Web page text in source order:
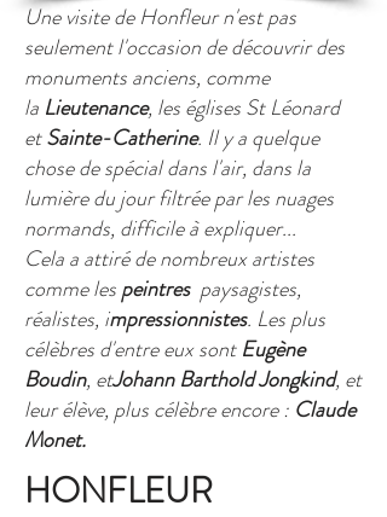
Une visite de Honfleur n'est pas
seulement l'occasion de découvrir des
monuments anciens, comme
la Lieutenance, les églises St Léonard
etSainte-Catherine. Il y a quelque
chose de spécial dans l'air, dans la
lumière du jour filtrée par les nuages
normands, difficile à expliquer...
Cela a attiré de nombreux artistes
comme lespeintres paysagistes,
réalistes, impressionnistes. Les plus
célèbres d'entre eux sontEugène
Boudin, etJohann Barthold Jongkind, et
leur élève, plus célèbre encore : Claude
Monet.
HONFLEUR